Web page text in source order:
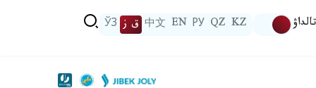
تالداۋ KZ
QZ
РУ
EN
中文 ق ز ЎЗ